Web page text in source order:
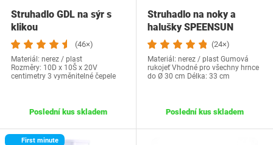
Struhadlo GDL na sýr s
klikou
(46×)
Materiál: nerez / plast
Rozměry: 10D x 10Š x 20V
centimetry 3 vyměnitelné čepele
Poslední kus skladem
Struhadlo na noky a
halušky SPEENSUN
(24×)
Materiál: nerez / plast Gumová
rukojeť Vhodné pro všechny hrnce
do Ø 30 cm Délka: 33 cm
Poslední kus skladem
First minute